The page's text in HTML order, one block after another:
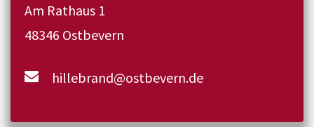
Am Rathaus 1
48346 Ostbevern
hillebrand@ostbevern.de